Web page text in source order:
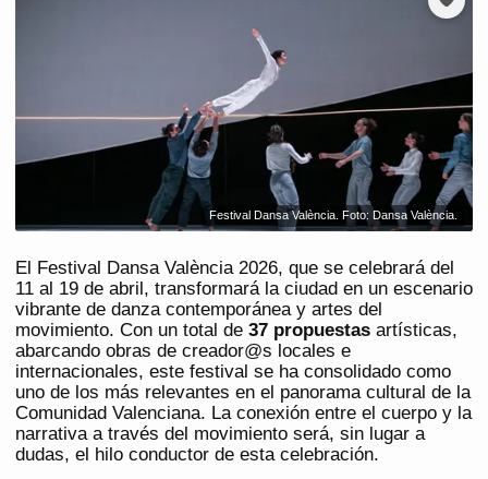
Festival Dansa València. Foto: Dansa València.
El Festival Dansa València 2026, que se celebrará del
11 al 19 de abril, transformará la ciudad en un escenario
vibrante de danza contemporánea y artes del
movimiento. Con un total de 37 propuestas artísticas,
abarcando obras de creador@s locales e
internacionales, este festival se ha consolidado como
uno de los más relevantes en el panorama cultural de la
Comunidad Valenciana. La conexión entre el cuerpo y la
narrativa a través del movimiento será, sin lugar a
dudas, el hilo conductor de esta celebración.